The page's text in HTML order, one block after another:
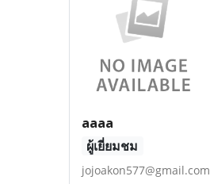
aaaa
ผู้เยี่ยมชม
jojoakon577@gmail.com